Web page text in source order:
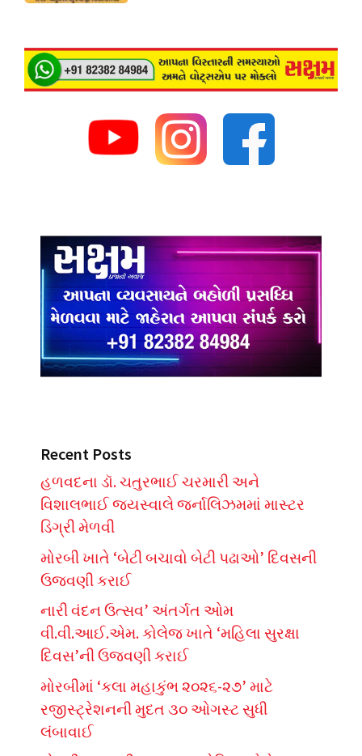
Recent Posts
હળવદના ડૉ. ચતુરભાઈ ચરમારી અને
વિશાલભાઈ જયસ્વાલે જર્નાલિઝમમાં માસ્ટર
ડિગ્રી મેળવી
મોરબી ખાતે ‘બેટી બચાવો બેટી પઢાઓ’ દિવસની
ઉજવણી કરાઈ
નારી વંદન ઉત્સવ’ અંતર્ગત ઓમ
વી.વી.આઈ.એમ. કોલેજ ખાતે ‘મહિલા સુરક્ષા
દિવસ’ની ઉજવણી કરાઈ
મોરબીમાં ‘કલા મહાકુંભ ૨૦૨૬-૨૭’ માટે
રજીસ્ટ્રેશનની મુદત ૩૦ ઓગસ્ટ સુધી
લંબાવાઈ